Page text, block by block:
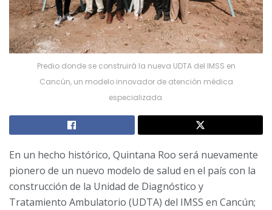
Predio donde se construirá la nueva UDTA del IMSS en
Cancún, un modelo innovador de atención médica
especializada.
En un hecho histórico, Quintana Roo será nuevamente
pionero de un nuevo modelo de salud en el país con la
construcción de la Unidad de Diagnóstico y
Tratamiento Ambulatorio (UDTA) del IMSS en Cancún;